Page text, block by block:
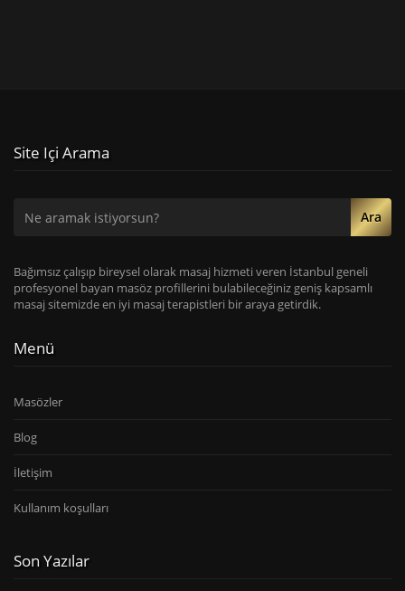
Site Içi Arama
Ara
Bağımsız çalışıp bireysel olarak masaj hizmeti veren İstanbul geneli
profesyonel bayan masöz profillerini bulabileceğiniz geniş kapsamlı
masaj sitemizde en iyi masaj terapistleri bir araya getirdik.
Menü
Masözler
Blog
İletişim
Kullanım koşulları
Son Yazılar